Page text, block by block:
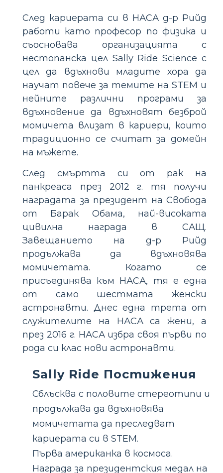
След кариерата си в НАСА д-р Рийд
работи като професор по физика и
съосновава организацията с
нестопанска цел Sally Ride Science с
цел да вдъхнови младите хора да
научат повече за темите на STEM и
нейните различни програми за
вдъхновение да вдъхновят безброй
момичета влизат в кариери, които
традиционно се считат за домейн
на мъжете.
След смъртта си от рак на
панкреаса през 2012 г. тя получи
наградата за президент на Свобода
от Барак Обама, най-високата
цивилна награда в САЩ.
Завещанието на д-р Рийд
продължава да вдъхновява
момичетата. Когато се
присъединява към НАСА, тя е една
от само шестмата женски
астронавти. Днес една трета от
служителите на НАСА са жени, а
през 2016 г. НАСА избра своя първи по
рода си клас нови астронавти.
Sally Ride Постижения
Сблъсква с половите стереотипи и
продължава да вдъхновява
момичетата да преследват
кариерата си в STEM.
Първа американка в космоса.
Награда за президентския медал на